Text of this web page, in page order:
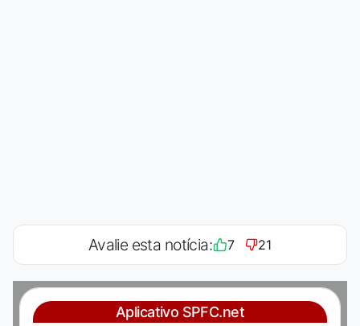
Avalie esta notícia: 7 21
Aplicativo SPFC.net